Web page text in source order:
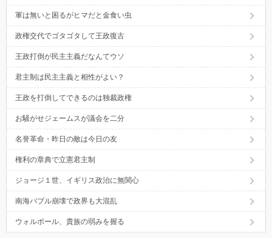
軍は無いと困るがヒマだと金食い虫
政権交代でゴタゴタして王政復古
王政打倒が民主主義だなんてウソ
君主制は民主主義と相性がよい？
王政を打倒してできるのは独裁政権
お騒がせジェームスが議会を二分
名誉革命・昨日の敵は今日の友
権利の章典で立憲君主制
ジョージ１世、イギリス政治に無関心
南海バブル崩壊で政界も大混乱
ウォルポール、貴族の弱みを握る